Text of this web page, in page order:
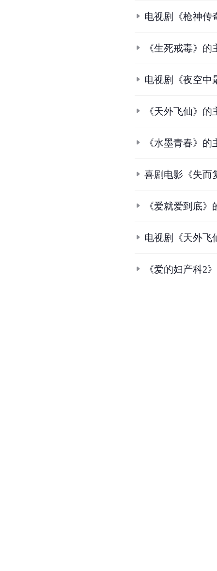
电视剧《枪神传
《生死戒毒》的
电视剧《夜空中
《天外飞仙》的
《水墨青春》的
喜剧电影《失而
《爱就爱到底
电视剧《天外飞
《爱的妇产科2